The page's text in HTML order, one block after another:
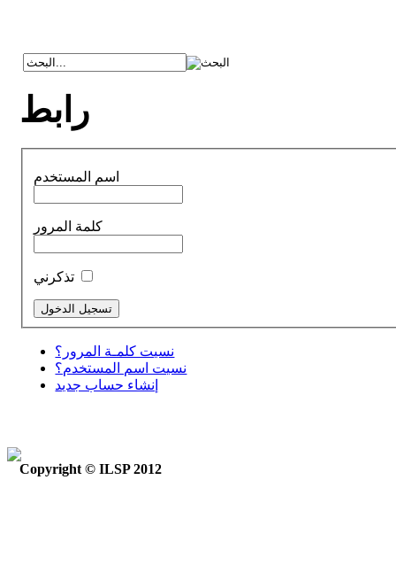
رابط
اسم المستخدم
كلمة المرور
نسيت كلمـة المرور؟
نسيت اسم المستخدم؟
إنشاء حساب جديد
Copyright © ILSP 2012